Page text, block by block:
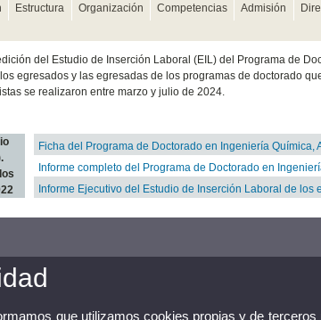
Estructura Organización Competencias Admisión
del Estudio de Inserción Laboral (EIL) del Programa de
egresados y las egresadas de los programas de doctorado
se realizaron entre marzo y julio de 2024.
Ficha del Programa de Doctorado en Ingeniería Química,
Informe completo del Programa de Doctorado en
Informe Ejecutivo del Estudio de Inserción Laboral de
que utilizamos cookies propias y de terceros